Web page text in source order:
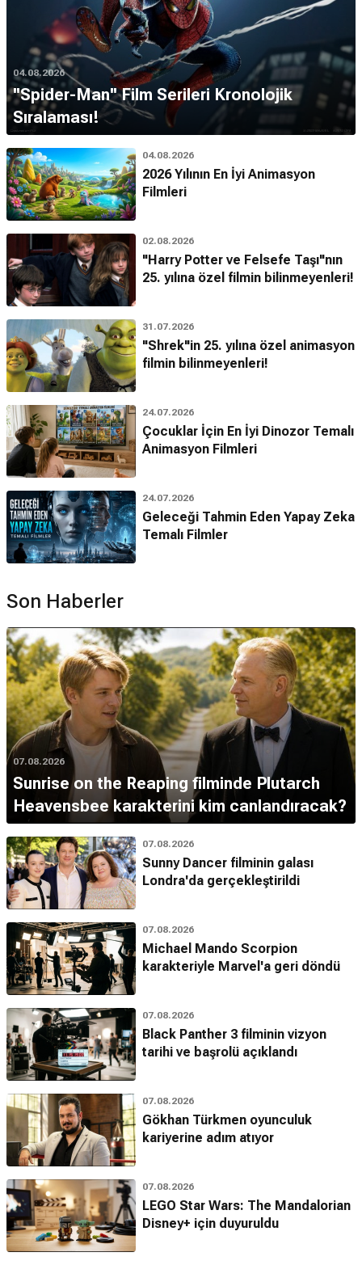
04.08.2026
''Spider-Man'' Film Serileri Kronolojik
Sıralaması!
04.08.2026
2026 Yılının En İyi Animasyon
Filmleri
02.08.2026
"Harry Potter ve Felsefe Taşı"nın
25. yılına özel filmin bilinmeyenleri!
31.07.2026
"Shrek"in 25. yılına özel animasyon
filmin bilinmeyenleri!
24.07.2026
Çocuklar İçin En İyi Dinozor Temalı
Animasyon Filmleri
24.07.2026
Geleceği Tahmin Eden Yapay Zeka
Temalı Filmler
Son Haberler
07.08.2026
Sunrise on the Reaping filminde Plutarch
Heavensbee karakterini kim canlandıracak?
07.08.2026
Sunny Dancer filminin galası
Londra'da gerçekleştirildi
07.08.2026
Michael Mando Scorpion
karakteriyle Marvel'a geri döndü
07.08.2026
Black Panther 3 filminin vizyon
tarihi ve başrolü açıklandı
07.08.2026
Gökhan Türkmen oyunculuk
kariyerine adım atıyor
07.08.2026
LEGO Star Wars: The Mandalorian
Disney+ için duyuruldu